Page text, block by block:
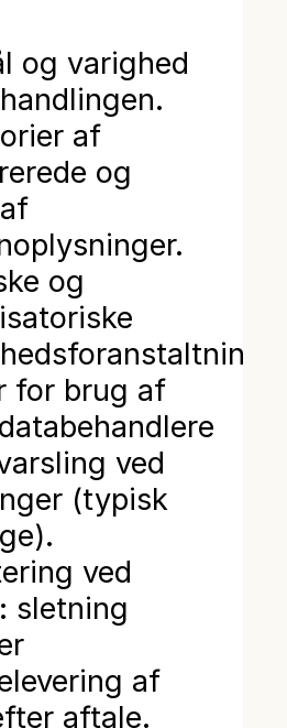
og varighed
af
og
og
for brug af
ved
(typisk
ved
sletning
af
aftale.